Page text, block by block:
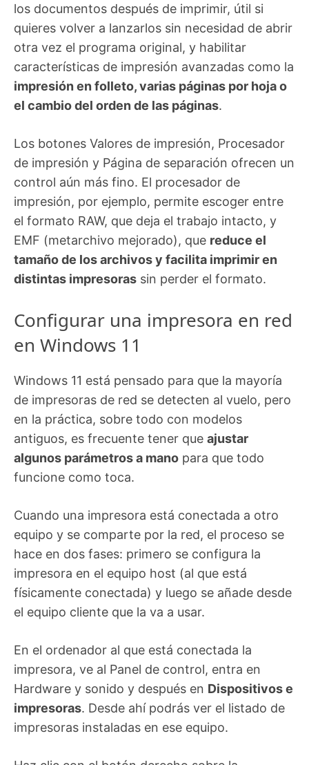
los documentos después de imprimir, útil si
quieres volver a lanzarlos sin necesidad de abrir
otra vez el programa original, y habilitar
características de impresión avanzadas como la
impresión en folleto, varias páginas por hoja o
el cambio del orden de las páginas.
Los botones Valores de impresión, Procesador
de impresión y Página de separación ofrecen un
control aún más fino. El procesador de
impresión, por ejemplo, permite escoger entre
el formato RAW, que deja el trabajo intacto, y
EMF (metarchivo mejorado), que reduce el
tamaño de los archivos y facilita imprimir en
distintas impresoras sin perder el formato.
Configurar una impresora en red
en Windows 11
Windows 11 está pensado para que la mayoría
de impresoras de red se detecten al vuelo, pero
en la práctica, sobre todo con modelos
antiguos, es frecuente tener que ajustar
algunos parámetros a mano para que todo
funcione como toca.
Cuando una impresora está conectada a otro
equipo y se comparte por la red, el proceso se
hace en dos fases: primero se configura la
impresora en el equipo host (al que está
físicamente conectada) y luego se añade desde
el equipo cliente que la va a usar.
En el ordenador al que está conectada la
impresora, ve al Panel de control, entra en
Hardware y sonido y después en Dispositivos e
impresoras. Desde ahí podrás ver el listado de
impresoras instaladas en ese equipo.